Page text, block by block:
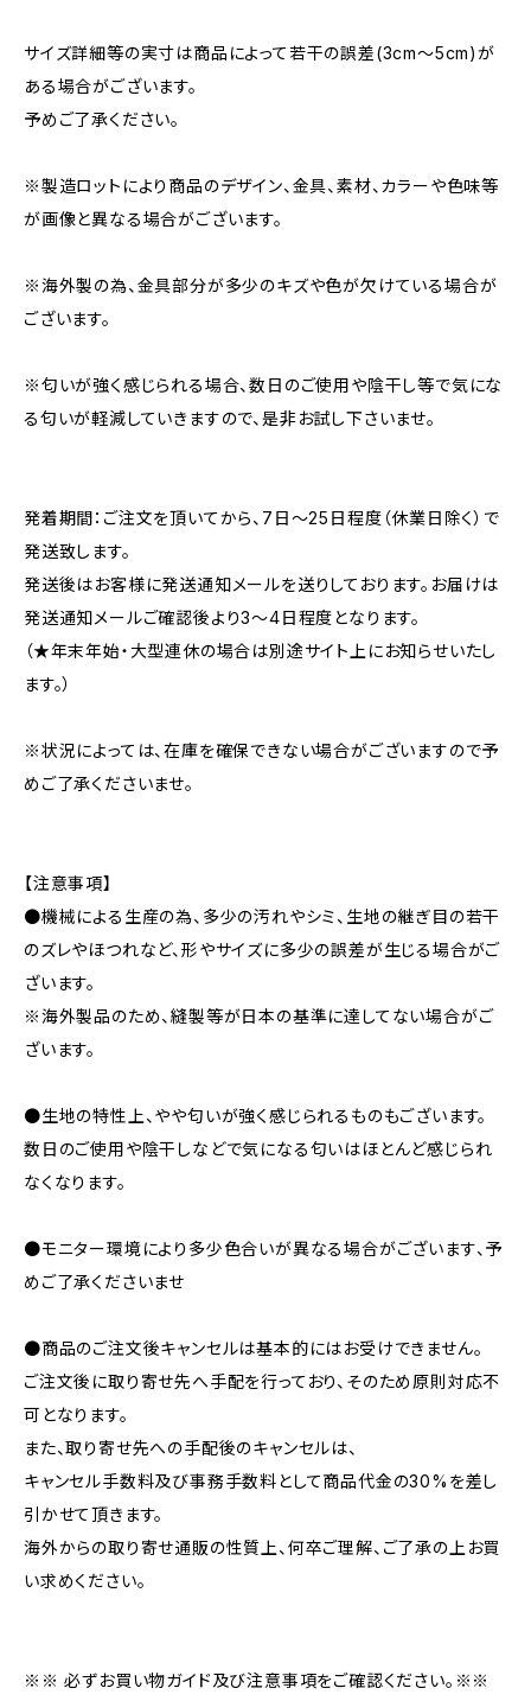
サイズ詳細等の実寸は商品によって若干の誤差(3cm〜5cm)が
ある場合がございます。
予めご了承ください。
※製造ロットにより商品のデザイン、金具、素材、カラーや色味等
が画像と異なる場合がございます。
※海外製の為、金具部分が多少のキズや色が欠けている場合が
ございます。
※匂いが強く感じられる場合、数日のご使用や陰干し等で気にな
る匂いが軽減していきますので、是非お試し下さいませ。
発着期間：ご注文を頂いてから、7日〜25日程度（休業日除く）で
発送致します。
発送後はお客様に発送通知メールを送りしております。お届けは
発送通知メールご確認後より3〜4日程度となります。
（★年末年始・大型連休の場合は別途サイト上にお知らせいたし
ます。）
※状況によっては、在庫を確保できない場合がございますので予
めご了承くださいませ。
【注意事項】
●機械による生産の為、多少の汚れやシミ、生地の継ぎ目の若干
のズレやほつれなど、形やサイズに多少の誤差が生じる場合がご
ざいます。
※海外製品のため、縫製等が日本の基準に達してない場合がご
ざいます。
●生地の特性上、やや匂いが強く感じられるものもございます。
数日のご使用や陰干しなどで気になる匂いはほとんど感じられ
なくなります。
●モニター環境により多少色合いが異なる場合がございます、予
めご了承くださいませ
●商品のご注文後キャンセルは基本的にはお受けできません。
ご注文後に取り寄せ先へ手配を行っており、そのため原則対応不
可となります。
また、取り寄せ先への手配後のキャンセルは、
キャンセル手数料及び事務手数料として商品代金の30%を差し
引かせて頂きます。
海外からの取り寄せ通販の性質上、何卒ご理解、ご了承の上お買
い求めください。
※※ 必ずお買い物ガイド及び注意事項をご確認ください。※※